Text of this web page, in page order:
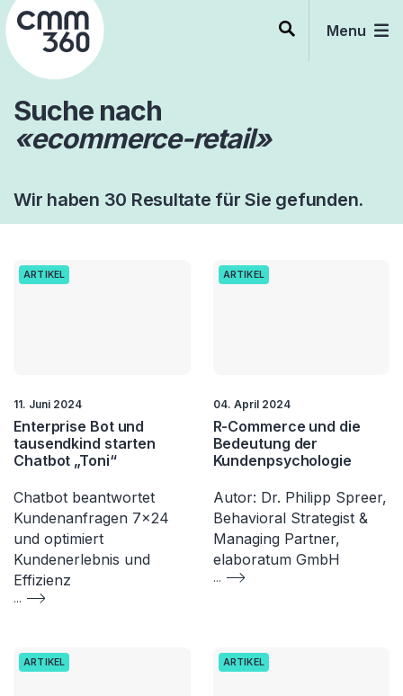
Skip
to
content
Menu
Suche nach
«ecommerce-retail»
Wir haben 30 Resultate für Sie gefunden.
ARTIKEL
11. Juni 2024
Enterprise Bot und
tausendkind starten
Chatbot „Toni“
Chatbot beantwortet
Kundenanfragen 7×24
und optimiert
Kundenerlebnis und
Effizienz
...
ARTIKEL
04. April 2024
R-Commerce und die
Bedeutung der
Kundenpsychologie
Autor: Dr. Philipp Spreer,
Behavioral Strategist &
Managing Partner,
elaboratum GmbH
...
ARTIKEL ARTIKEL